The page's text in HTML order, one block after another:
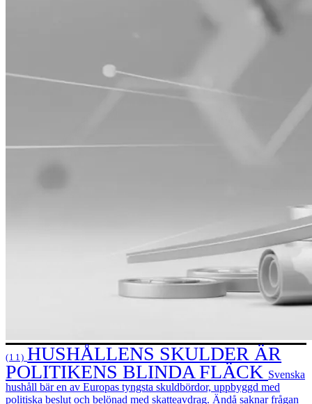
(11) HUSHÅLLENS SKULDER ÄR
POLITIKENS BLINDA FLÄCK Svenska
hushåll bär en av Europas tyngsta skuldbördor, uppbyggd med
politiska beslut och belönad med skatteavdrag. Ändå saknar frågan